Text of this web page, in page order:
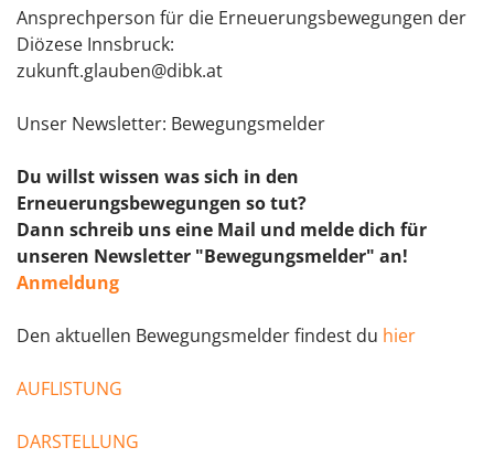
Ansprechperson für die Erneuerungsbewegungen der
Diözese Innsbruck:
zukunft.glauben@dibk.at
Unser Newsletter: Bewegungsmelder
Du willst wissen was sich in den
Erneuerungsbewegungen so tut?
Dann schreib uns eine Mail und melde dich für
unseren Newsletter "Bewegungsmelder" an!
Anmeldung
Den aktuellen Bewegungsmelder findest du hier
AUFLISTUNG
DARSTELLUNG